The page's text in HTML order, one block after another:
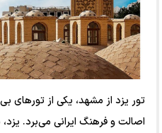
تور یزد از مشهد، یکی از تورهای
اصالت و فرهنگ ایرانی می‌برد.